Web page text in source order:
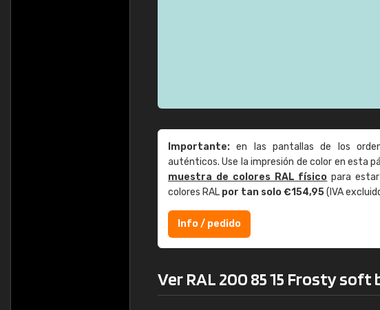
Importante: en las pantallas de los
auténticos. Use la impresión de color en esta
muestra de colores RAL físico para
colores RAL por tan solo €154,95(IVA
Info / pedido
Ver RAL 200 85 15 Frosty soft